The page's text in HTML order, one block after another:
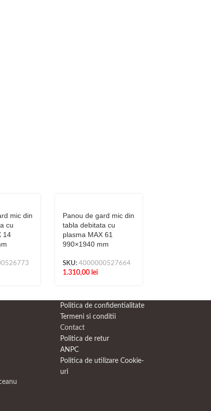
mic din
cu
14
Panou de gard mic din
tabla debitata cu
plasma MAX 61
990×1940 mm
SKU:4000000527664
1.310,00 lei
Politica de confidentialitate
Termeni si conditii
Contact
Politica de retur
ANPC
Politica de utilizare Cookie-
uri